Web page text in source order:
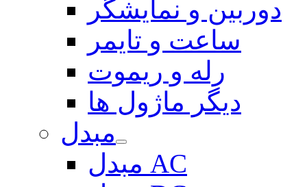
دوربین و نمایشگر
ساعت و تایمر
رله و ریموت
دیگر ماژول ها
مبدل
مبدل AC